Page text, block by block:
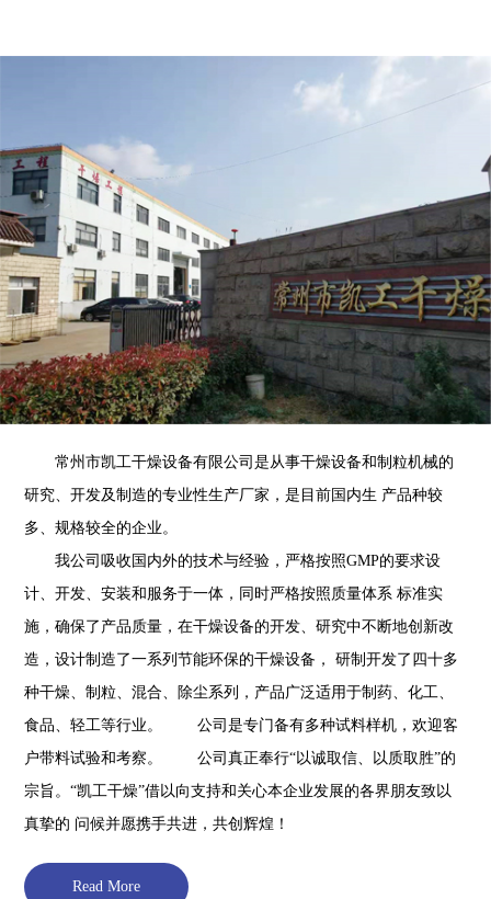
常州市凯工干燥设备有限公司是从事干燥设备和制粒机械的
研究、开发及制造的专业性生产厂家，是目前国内生 产品种较
多、规格较全的企业。
我公司吸收国内外的技术与经验，严格按照GMP的要求设
计、开发、安装和服务于一体，同时严格按照质量体系 标准实
施，确保了产品质量，在干燥设备的开发、研究中不断地创新改
造，设计制造了一系列节能环保的干燥设备， 研制开发了四十多
种干燥、制粒、混合、除尘系列，产品广泛适用于制药、化工、
食品、轻工等行业。 公司是专门备有多种试料样机，欢迎客
户带料试验和考察。 公司真正奉行“以诚取信、以质取胜”的
宗旨。“凯工干燥”借以向支持和关心本企业发展的各界朋友致以
真挚的 问候并愿携手共进，共创辉煌！
Read More